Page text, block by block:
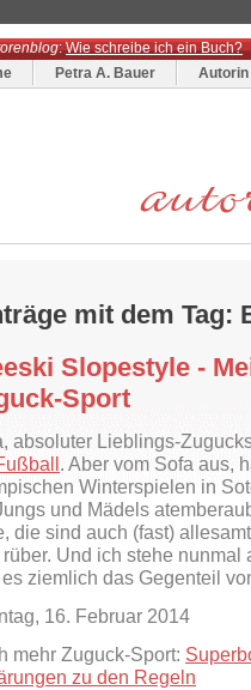
:Wie schreibe ich ein Buch?
Petra A. Bauer Autorin
mit dem Tag:
Slopestyle -
Sport
absoluter Lieblings-
. Aber vom Sofa aus,
Winterspielen in
und Mädels
die sind auch (fast)
Und ich stehe
ziemlich das Gegenteil
16. Februar 2014
mehr Zuguck-Sport:
zu den Regeln